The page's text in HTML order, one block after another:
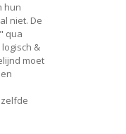
hun
niet. De
qua
&
moet